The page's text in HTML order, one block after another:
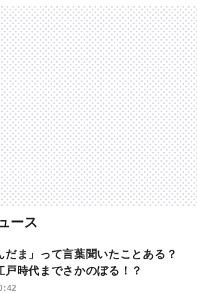
ース
だま」って言葉聞いたことある？
戸時代までさかのぼる！？